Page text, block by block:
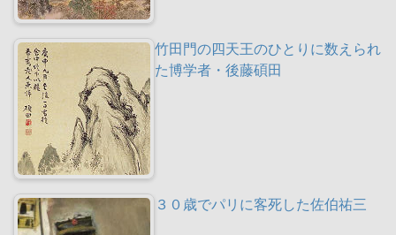
竹田門の四天王のひとりに数えられ
た博学者・後藤碩田
３０歳でパリに客死した佐伯祐三